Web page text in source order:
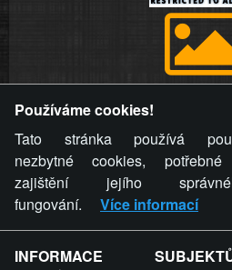
videa a komentáře. Osoba, které se
stránky týče, ani osoba, která
stránku, nemůže z důvodu
komentáře pro výše
provozovateli stránky žádný
nemajetkové
Používáme cookies!
Tato stránka používá
nezbytné cookies,
zajištění jejího
fungování.
Více informací
INFORMACE